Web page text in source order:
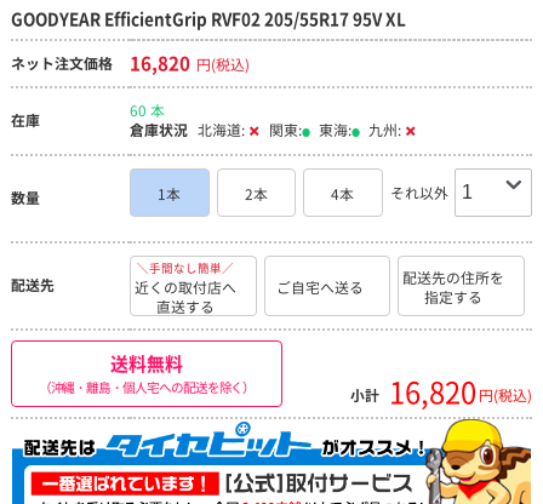
GOODYEAR EfficientGrip RVF02 205/55R17 95V XL
ネット注文価格 16,820 円(税込)
在庫
60 本
倉庫状況 北海道: 関東: 東海: 九州:
数量 1本 2本 4本 それ以外
配送先
＼手間なし簡単／
近くの取付店へ
直送する
ご自宅へ送る
配送先の住所を
指定する
送料無料
（沖縄・離島・個人宅への配送を除く） 小計 16,820 円(税込)